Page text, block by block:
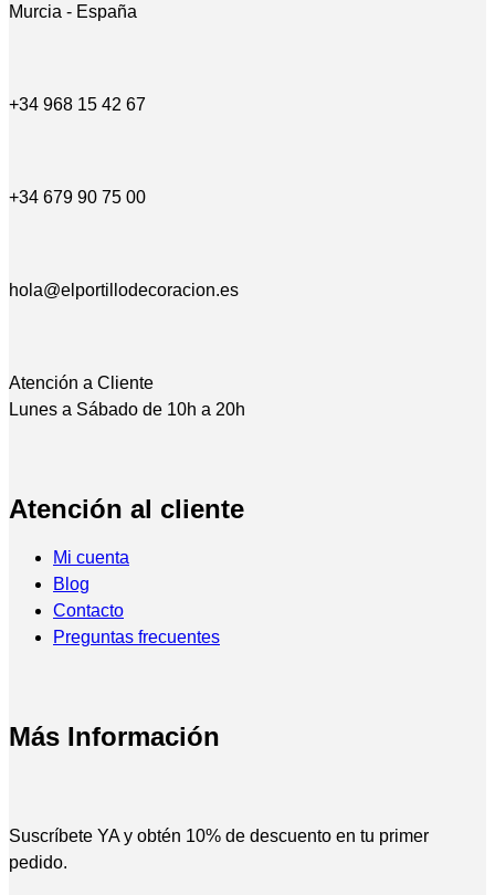
Murcia - España
+34 968 15 42 67
+34 679 90 75 00
hola@elportillodecoracion.es
Atención a Cliente
Lunes a Sábado de 10h a 20h
Atención al cliente
Mi cuenta
Blog
Contacto
Preguntas frecuentes
Más Información
Suscríbete YA y obtén 10% de descuento en tu primer
pedido.